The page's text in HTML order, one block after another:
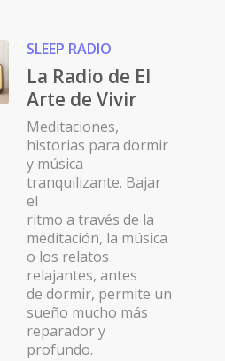
SLEEP RADIO
La Radio de El
Arte de Vivir
Meditaciones,
historias para dormir
y música
tranquilizante. Bajar
el
ritmo a través de la
meditación, la música
o los relatos
relajantes, antes
de dormir, permite un
sueño mucho más
reparador y
profundo.